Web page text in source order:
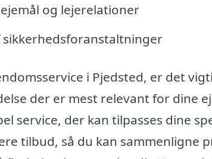
og lejerelationer
sikkerhedsforanstaltninger
i Pjedsted, er det
der er mest relevant for dine
service, der kan tilpasses dine
tilbud, så du kan sammenligne